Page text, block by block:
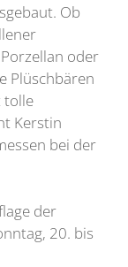
Ob
oder
Plüschbären
tolle
Kerstin
bei der
der
20. bis